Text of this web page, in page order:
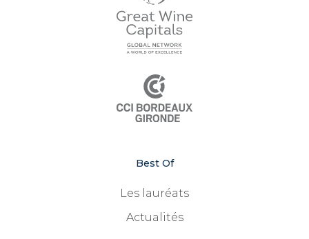
Best Of
Les lauréats
Actualités